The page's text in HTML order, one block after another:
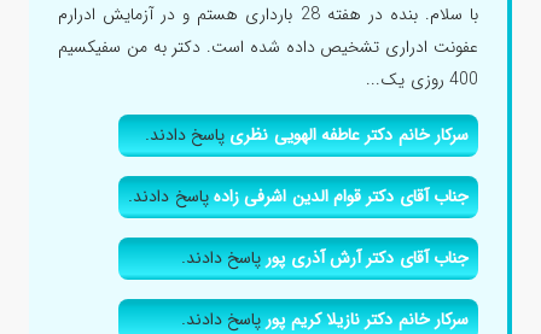
با سلام. بنده در هفته 28 بارداری هستم و در آزمایش ادرارم
عفونت ادراری تشخیص داده شده است. دکتر به من سفیکسیم
400 روزی یک...
سرکار خانم دکتر عاطفه الهویی نظریپاسخ دادند.
جناب آقای دکتر قوام الدین اشرفی زادهپاسخ دادند.
جناب آقای دکتر آرش آذری پورپاسخ دادند.
سرکار خانم دکتر نازیلا کریم پورپاسخ دادند.